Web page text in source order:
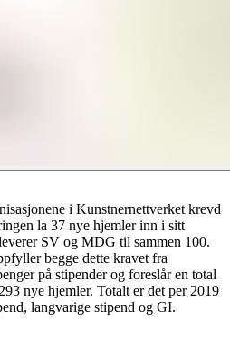
i Kunstnernettverket krevd
la 37 nye hjemler inn i sitt
SV og MDG til sammen 100.
begge dette kravet fra
på stipender og foreslår en total
nye hjemler. Totalt er det per 2019
langvarige stipend og GI.